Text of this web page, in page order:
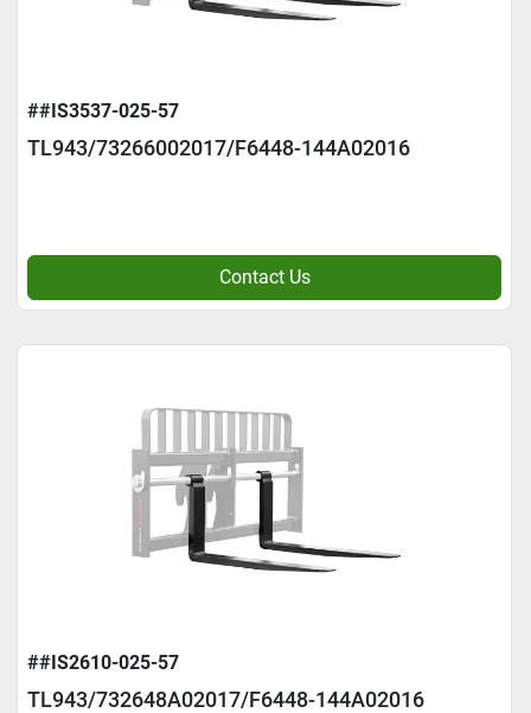
##IS3537-025-57
TL943/73266002017/F6448-144A02016
Contact Us
##IS2610-025-57
TL943/732648A02017/F6448-144A02016